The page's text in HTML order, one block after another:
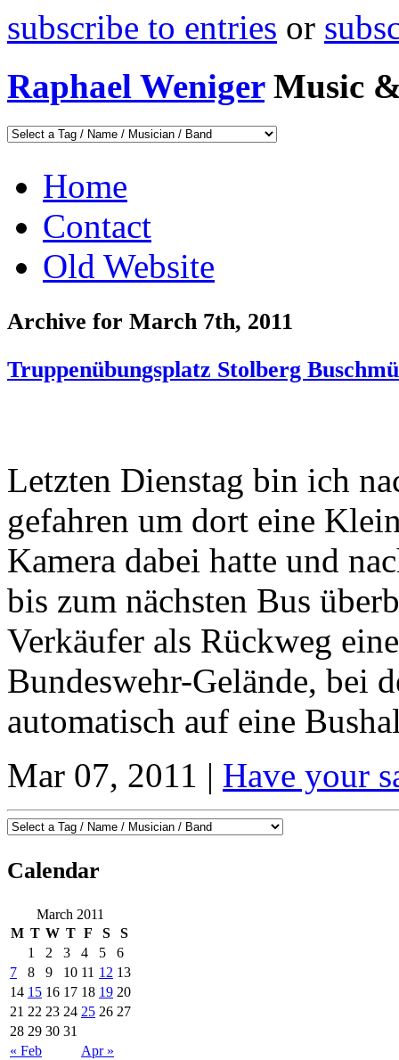
subscribe to entries or
Raphael Weniger Music
Home
Contact
Old Website
Archive for March 7th, 2011
Truppenübungsplatz Stolberg
Letzten Dienstag bin ich
gefahren um dort eine
Kamera dabei hatte und
bis zum nächsten Bus
Verkäufer als Rückweg
Bundeswehr-Gelände, bei
automatisch auf eine
Mar 07, 2011 | Have your
Calendar
March 2011
M T W T F S S
« Feb Apr »
1 2 3 4 5
6
7
8 9 10 11 12 13
14 15 16 17 18 19 20
21 22 23 24 25 26 27
28 29 30 31